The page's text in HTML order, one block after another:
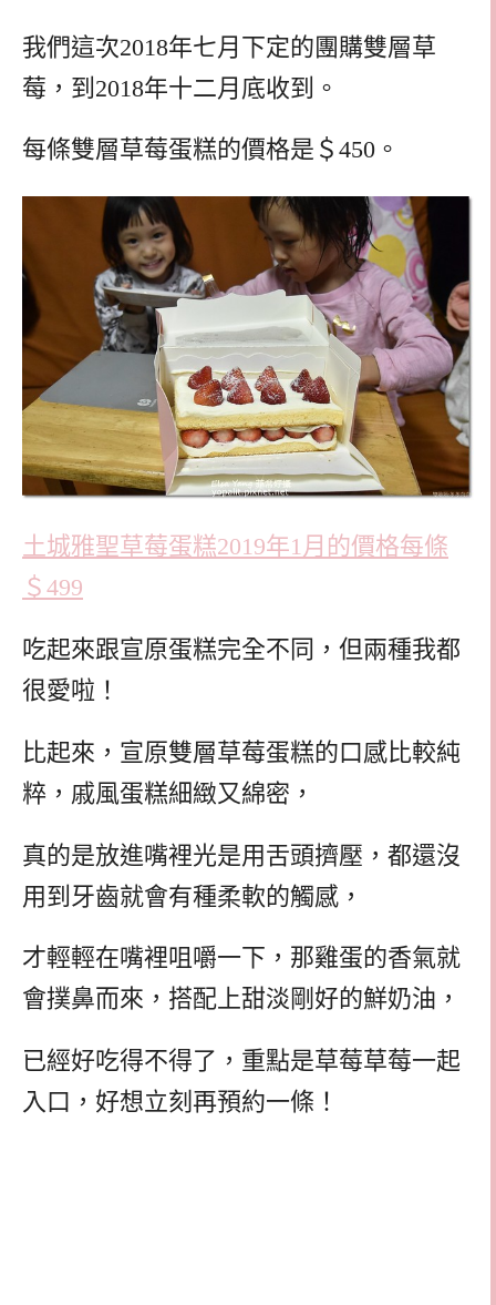
我們這次2018年七月下定的團購雙層草
莓，到2018年十二月底收到。
每條雙層草莓蛋糕的價格是＄450。
土城雅聖草莓蛋糕2019年1月的價格每條
＄499
吃起來跟宣原蛋糕完全不同，但兩種我都
很愛啦！
比起來，宣原雙層草莓蛋糕的口感比較純
粹，戚風蛋糕細緻又綿密，
真的是放進嘴裡光是用舌頭擠壓，都還沒
用到牙齒就會有種柔軟的觸感，
才輕輕在嘴裡咀嚼一下，那雞蛋的香氣就
會撲鼻而來，搭配上甜淡剛好的鮮奶油，
已經好吃得不得了，重點是草莓草莓一起
入口，好想立刻再預約一條！